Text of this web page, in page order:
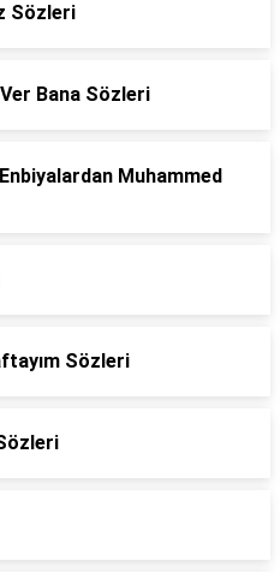
Sözleri
Bana Sözleri
Muhammed
Sözleri